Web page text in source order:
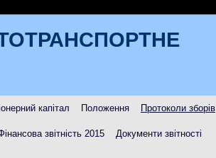
капітал Положення Протоколи зборів
звітність 2015 Документи звітності